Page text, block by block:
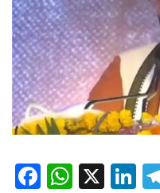
Facebook
X